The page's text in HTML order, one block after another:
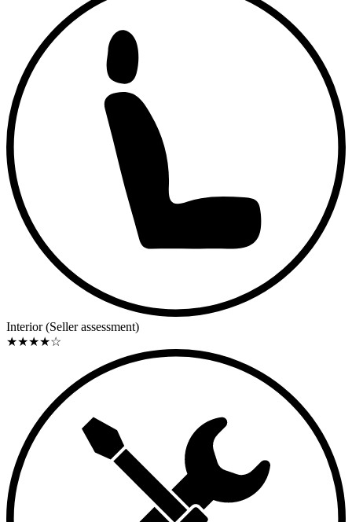
We are available for you personally at the following times, looking
forward to your visit, but please make an appointment in advance to
have the necessary time for you. Monday - Thursday from 8:30 AM
to 4:30 PM Friday 8:30 AM to 3:30 PM Viewings and test drives
are also possible outside of our opening hours, by appointment.
All offers are non-binding; changes may occur at any time.
Intermediary sales and errors for this offer are expressly reserved!
All text references to history and model details are excerpts from
Wikipedia contributions. Details of the vehicle's equipment are
according to the manufacturer's specifications, for which no
guarantee is taken for completeness.
Interior (Seller assessment)
★★★★☆